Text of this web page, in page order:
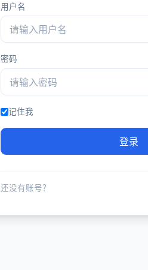
用户名
密码
记住我
登录
还没有账号？